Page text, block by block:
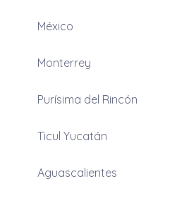
México
Monterrey
Purísima del Rincón
Ticul Yucatán
Aguascalientes